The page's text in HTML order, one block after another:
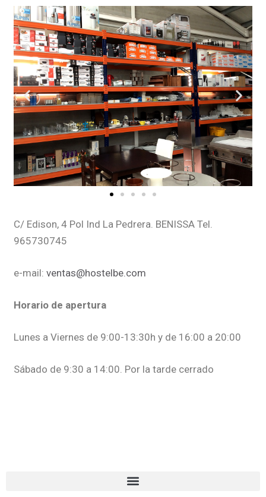
C/ Edison, 4 Pol Ind La Pedrera. BENISSA Tel.
965730745
e-mail: ventas@hostelbe.com
Horario de apertura
Lunes a Viernes de 9:00-13:30h y de 16:00 a 20:00
Sábado de 9:30 a 14:00. Por la tarde cerrado